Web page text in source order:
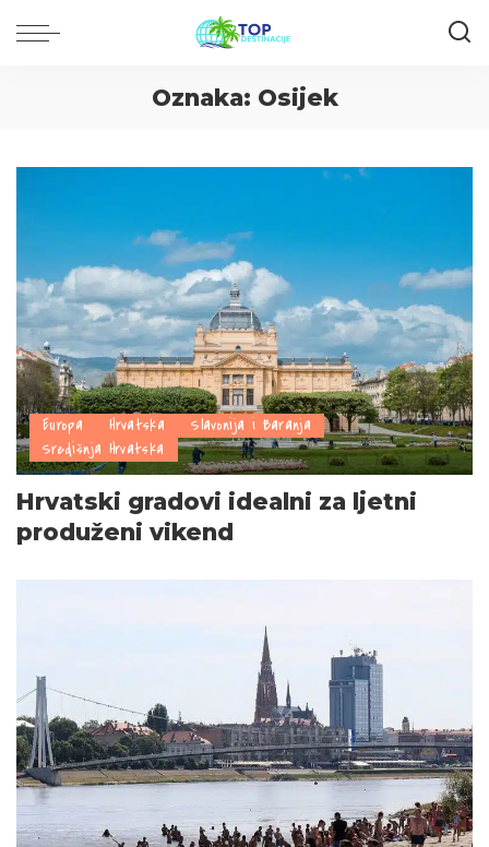
Oznaka: Osijek
Europa Hrvatska
Slavonija i Baranja
Središnja Hrvatska
Hrvatski gradovi idealni za ljetni
produženi vikend